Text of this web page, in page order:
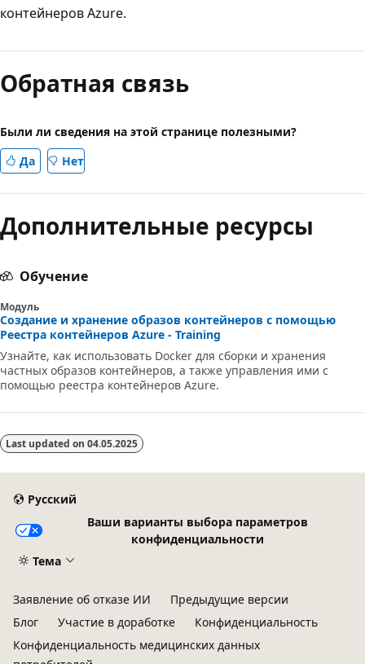
контейнеров Azure.
Обратная связь
Были ли сведения на этой странице полезными?
Да
Нет
Дополнительные ресурсы
Обучение
Модуль
Создание и хранение образов контейнеров с помощью
Реестра контейнеров Azure - Training
Узнайте, как использовать Docker для сборки и хранения
частных образов контейнеров, а также управления ими с
помощью реестра контейнеров Azure.
Last updated on 04.05.2025
Русский
Ваши варианты выбора параметров
конфиденциальности
Тема
Заявление об отказе ИИ
Предыдущие версии
Блог
Участие в доработке
Конфиденциальность
Конфиденциальность медицинских данных